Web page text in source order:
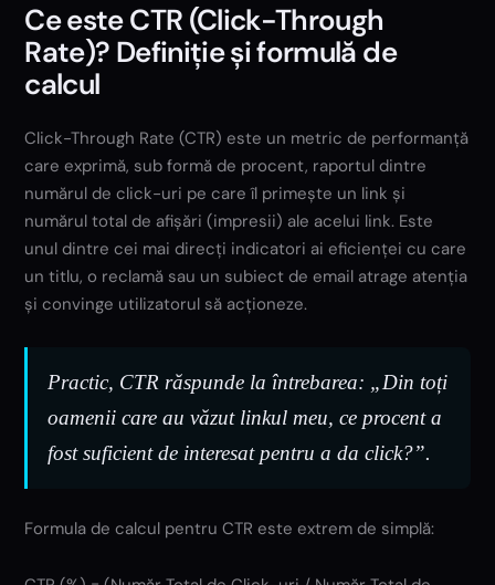
Ce este CTR (Click-Through
Rate)? Definiție și formulă de
calcul
Click-Through Rate (CTR) este un metric de performanță
care exprimă, sub formă de procent, raportul dintre
numărul de click-uri pe care îl primește un link și
numărul total de afișări (impresii) ale acelui link. Este
unul dintre cei mai direcți indicatori ai eficienței cu care
un titlu, o reclamă sau un subiect de email atrage atenția
și convinge utilizatorul să acționeze.
Practic, CTR răspunde la întrebarea: „Din toți
oamenii care au văzut linkul meu, ce procent a
fost suficient de interesat pentru a da click?”.
Formula de calcul pentru CTR este extrem de simplă: